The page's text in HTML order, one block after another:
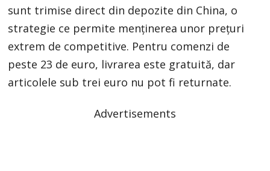
sunt trimise direct din depozite din China, o
strategie ce permite menținerea unor prețuri
extrem de competitive. Pentru comenzi de
peste 23 de euro, livrarea este gratuită, dar
articolele sub trei euro nu pot fi returnate.
Advertisements